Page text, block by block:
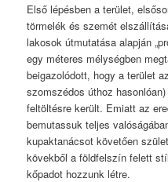
Első lépésben a terület,
törmelék és szemét
lakosok útmutatása alapján
egy méteres mélységben
beigazolódott, hogy a terület
szomszédos úthoz
feltöltésre került. Emiatt az
bemutassuk teljes
kupaktanácsot követően
kövekből a földfelszín felett
kőpadot hozzunk létre.